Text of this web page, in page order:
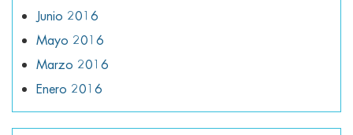
Junio 2016
Mayo 2016
Marzo 2016
Enero 2016